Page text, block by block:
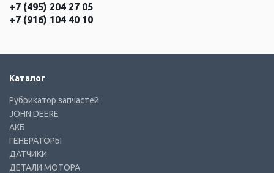
+7 (495) 204 27 05
+7 (916) 104 40 10
Каталог
Рубрикатор запчастей
JOHN DEERE
АКБ
ГЕНЕРАТОРЫ
ДАТЧИКИ
ДЕТАЛИ МОТОРА